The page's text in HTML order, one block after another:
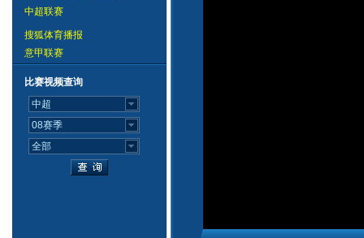
中超联赛
搜狐体育播报
意甲联赛
比赛视频查询